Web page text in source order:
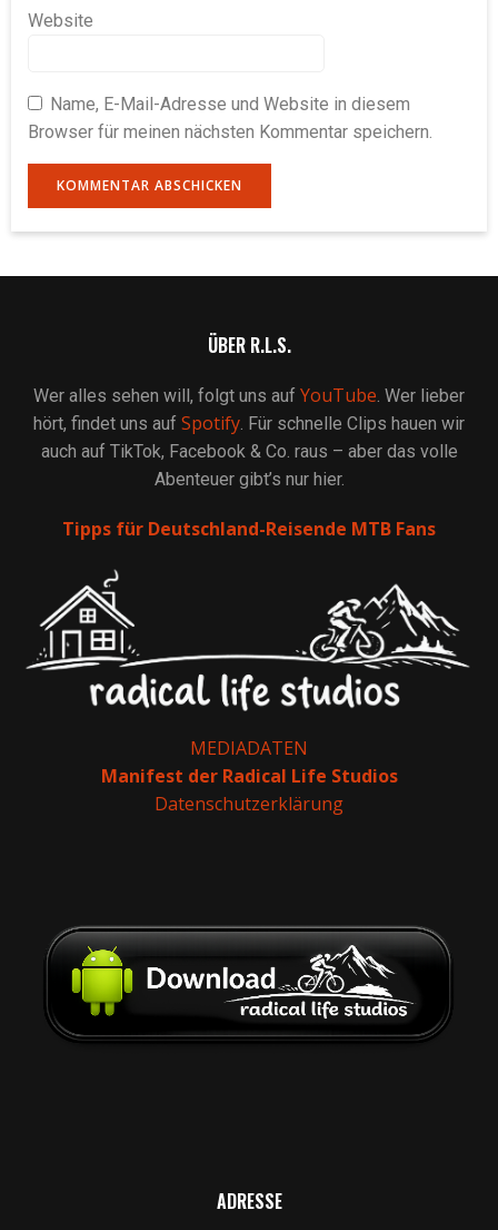
Website
Name, E-Mail-Adresse und Website in diesem
Browser für meinen nächsten Kommentar speichern.
ÜBER R.L.S.
Wer alles sehen will, folgt uns auf YouTube. Wer lieber
hört, findet uns auf Spotify. Für schnelle Clips hauen wir
auch auf TikTok, Facebook & Co. raus – aber das volle
Abenteuer gibt’s nur hier.
Tipps für Deutschland-Reisende MTB Fans
MEDIADATEN
Manifest der Radical Life Studios
Datenschutzerklärung
ADRESSE